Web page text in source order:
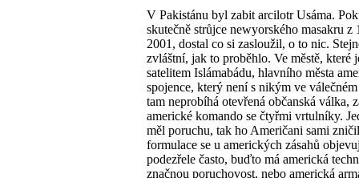
V Pakistánu byl zabit arcilotr Usáma.
skutečně strůjce newyorského masakru z
2001, dostal co si zasloužil, o to nic.
zvláštní, jak to proběhlo. Ve městě, které
satelitem Islámabádu, hlavního města
spojence, který není s nikým ve
tam neprobíhá otevřená občanská válka,
americké komando se čtyřmi vrtulníky.
měl poruchu, tak ho Američani sami
formulace se u amerických zásahů
podezřele často, buďto má americká
značnou poruchovost, nebo americká